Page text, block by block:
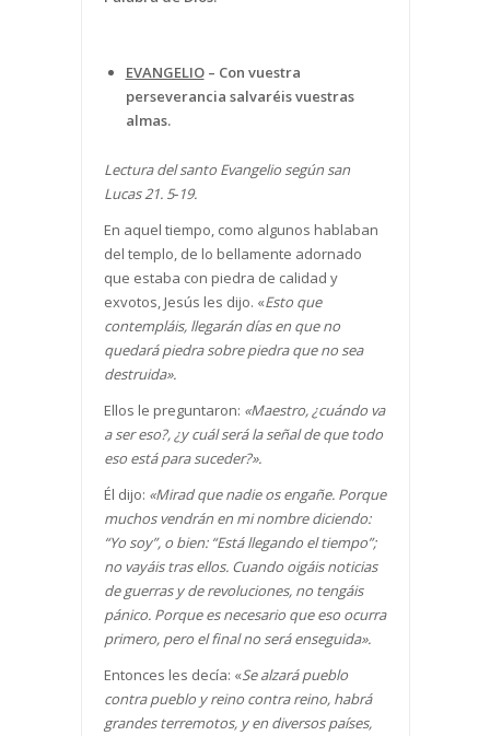
EVANGELIO– Con vuestra
perseverancia salvaréis vuestras
almas.
Lectura del santo Evangelio según san
Lucas 21. 5‐19.
En aquel tiempo, como algunos hablaban
del templo, de lo bellamente adornado
que estaba con piedra de calidad y
exvotos, Jesús les dijo. «Esto que
contempláis, llegarán días en que no
quedarápiedra sobre piedra que no sea
destruida».
Ellos le preguntaron: «Maestro,¿cuándo va
a ser eso?,¿y cuál serála señal de que todo
eso estápara suceder?».
Él dijo: «Mirad que nadie os engañe. Porque
muchos vendrán en mi nombre diciendo:
“Yo soy”, o bien: “Está llegando el tiempo”;
no vayáis tras ellos. Cuando oigáis noticias
de guerras y de revoluciones, no tengáis
pánico. Porque es necesario que eso ocurra
primero, pero el final no será enseguida».
Entonces les decía: «Se alzará pueblo
contra pueblo y reino contra reino, habrá
grandes terremotos, y en diversos países,